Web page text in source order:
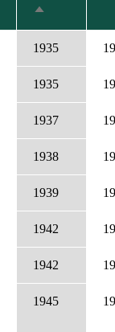
SORT
1935
1935
1937
1938
1939
1942
1942
1945